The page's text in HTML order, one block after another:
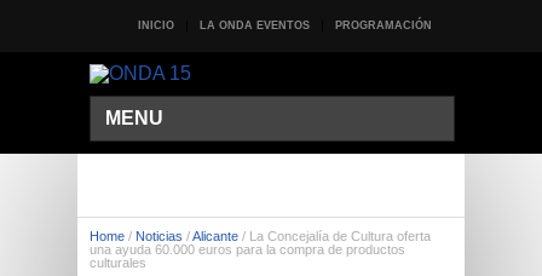
INICIO LA ONDA EVENTOS PROGRAMACIÓN
MENU
Home / Noticias /Alicante / La Concejalía de Cultura oferta
una ayuda 60.000 euros para la compra de productos
culturales